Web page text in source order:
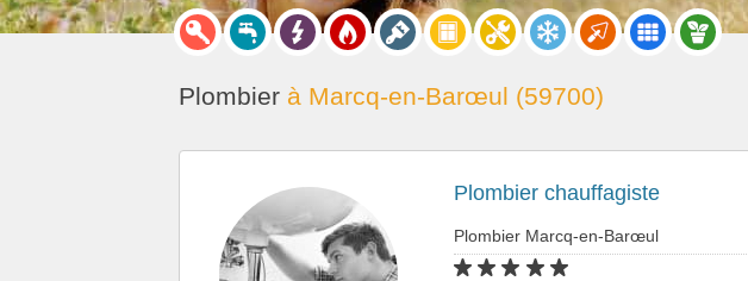
Plombier à Marcq-en-Barœul (59700)
Plombier chauffagiste
Plombier Marcq-en-Barœul